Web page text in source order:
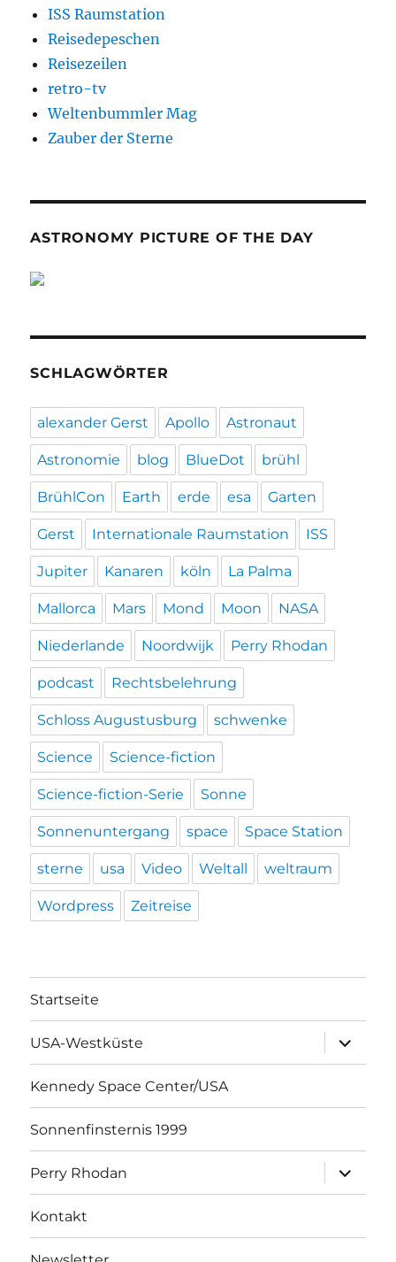
ISS Raumstation
Reisedepeschen
Reisezeilen
retro-tv
Weltenbummler Mag
Zauber der Sterne
ASTRONOMY PICTURE OF THE DAY
SCHLAGWÖRTER
alexander Gerst Apollo Astronaut
Astronomie blog BlueDot brühl
BrühlCon Earth erde esa Garten
Gerst Internationale Raumstation ISS
Jupiter Kanaren köln La Palma
Mallorca Mars Mond Moon NASA
Niederlande Noordwijk Perry Rhodan
podcast Rechtsbelehrung
Schloss Augustusburg schwenke
Science Science-fiction
Science-fiction-Serie Sonne
Sonnenuntergang space Space Station
sterne usa Video Weltall weltraum
Wordpress Zeitreise
Startseite
USA-Westküste
öffnen
Kennedy Space Center/USA
Sonnenfinsternis 1999
Perry Rhodan
öffnen
Kontakt